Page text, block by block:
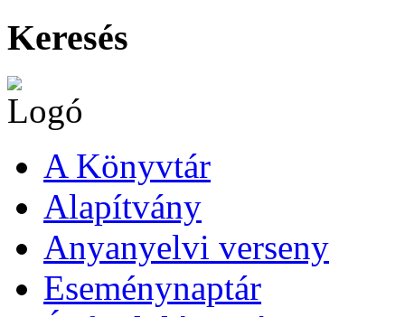
Keresés
A Könyvtár
Alapítvány
Anyanyelvi verseny
Eseménynaptár